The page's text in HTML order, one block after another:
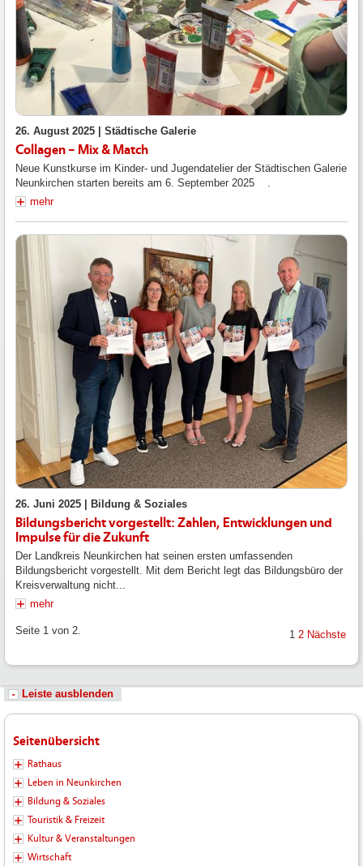
26. August 2025 | Städtische Galerie
Collagen – Mix & Match
Neue Kunstkurse im Kinder- und Jugendatelier der Städtischen Galerie
Neunkirchen starten bereits am 6. September 2025 .
mehr
26. Juni 2025 | Bildung & Soziales
Bildungsbericht vorgestellt: Zahlen, Entwicklungen und
Impulse für die Zukunft
Der Landkreis Neunkirchen hat seinen ersten umfassenden
Bildungsbericht vorgestellt. Mit dem Bericht legt das Bildungsbüro der
Kreisverwaltung nicht...
mehr
Seite 1 von 2. 1 2 Nächste
Leiste ausblenden
Seitenübersicht
Rathaus
Leben in Neunkirchen
Bildung & Soziales
Touristik & Freizeit
Kultur & Veranstaltungen
Wirtschaft